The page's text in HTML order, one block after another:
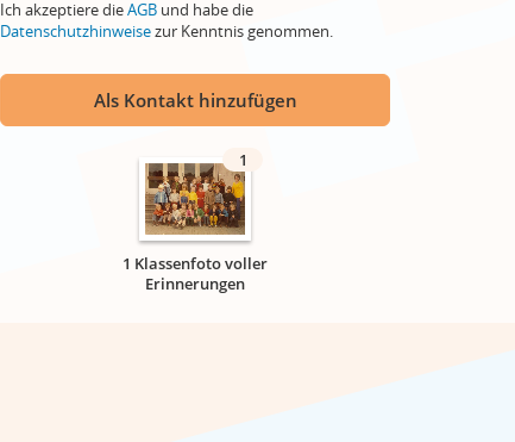
Ich akzeptiere dieAGB und habe die
Datenschutzhinweisezur Kenntnis genommen.
Als Kontakt hinzufügen
1
1 Klassenfoto voller
Erinnerungen